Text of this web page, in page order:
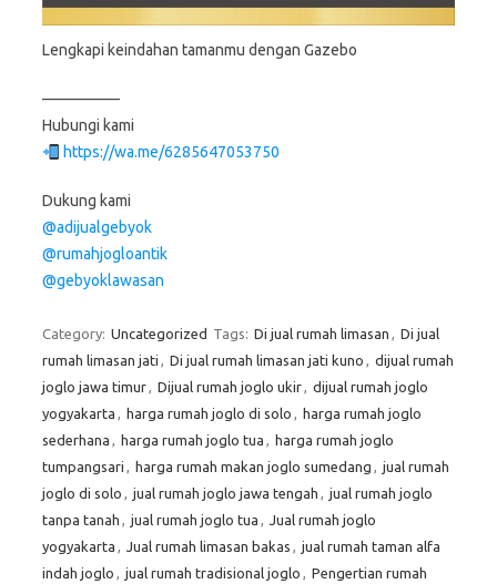
Lengkapi keindahan tamanmu dengan Gazebo
—————
Hubungi kami
https://wa.me/6285647053750
Dukung kami
@adijualgebyok
@rumahjogloantik
@gebyoklawasan
Category: Uncategorized Tags: Di jual rumah limasan , Di jual
rumah limasan jati , Di jual rumah limasan jati kuno , dijual rumah
joglo jawa timur, Dijual rumah joglo ukir, dijual rumah joglo
yogyakarta , harga rumah joglo di solo , harga rumah joglo
sederhana , harga rumah joglo tua , harga rumah joglo
tumpangsari , harga rumah makan joglo sumedang , jual rumah
joglo di solo , jual rumah joglo jawa tengah , jual rumah joglo
tanpa tanah , jual rumah joglo tua , Jual rumah joglo
yogyakarta , Jual rumah limasan bakas , jual rumah taman alfa
indah joglo , jual rumah tradisional joglo , Pengertian rumah